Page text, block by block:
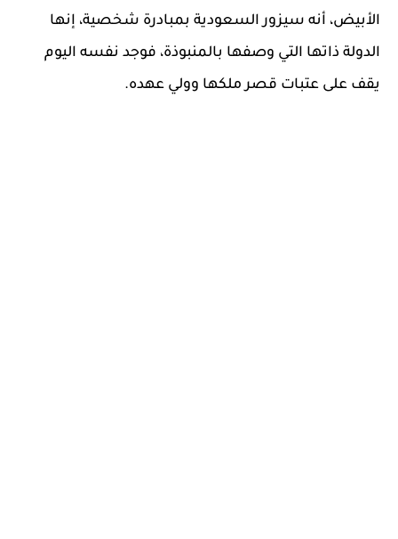
الأبيض، أنه سيزور السعودية بمبادرة شخصية، إنها
الدولة ذاتها التي وصفها بالمنبوذة، فوجد نفسه اليوم
يقف على عتبات قصر ملكها وولي عهده.